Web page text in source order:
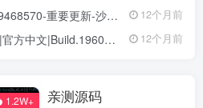
重要更新-沙盒|解压即撸| 12个月前
全DLC|解压即撸| 12个月前
1.2W+ 亲测源码